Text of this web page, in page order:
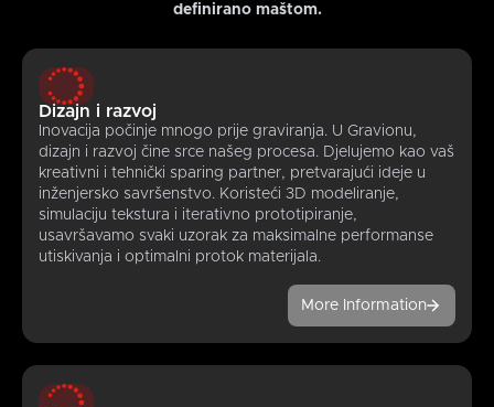
definirano maštom.
Dizajn i razvoj
Inovacija počinje mnogo prije graviranja. U Gravionu,
dizajn i razvoj čine srce našeg procesa. Djelujemo kao vaš
kreativni i tehnički sparing partner, pretvarajući ideje u
inženjersko savršenstvo. Koristeći 3D modeliranje,
simulaciju tekstura i iterativno prototipiranje,
usavršavamo svaki uzorak za maksimalne performanse
utiskivanja i optimalni protok materijala.
More Information